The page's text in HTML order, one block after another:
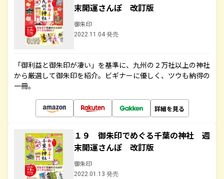
末開運さんぽ 改訂版
御朱印
2022.11.04 発売
「御利益と御朱印が凄い」を基準に、九州の２万社以上の神社
から厳選して御朱印を紹介。ビギナーに優しく、ツウも納得の
一冊。
詳細を見る
１９ 御朱印でめぐる千葉の神社 週
末開運さんぽ 改訂版
御朱印
2022.01.13 発売